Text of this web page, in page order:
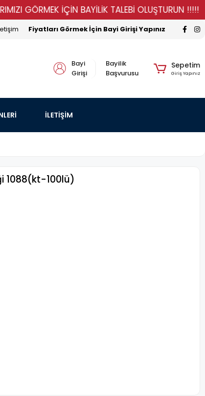
İÇİN BAYİLİK TALEBİ OLUŞTURUN !!!!!
Fiyatları Görmek İçin Bayi Girişi Yapınız
Bayi
Girişi
Bayilik
Başvurusu
Sepetim
Giriş Yapınız
İLETİŞİM
1088(kt-100lü)